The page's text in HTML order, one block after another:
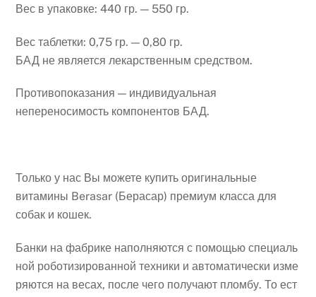
Вес в упаковке: 440 гр. — 550 гр.
Вес таблетки: 0,75 гр. — 0,80 гр.
БАД не является лекарственным средством.
Противопоказания — индивидуальная
непереносимость компонентов БАД.
Только у нас Вы можете купить оригинальные
витамины Berasar (Берасар) премиум класса для
собак и кошек.
Банки на фабрике наполняются с помощью специаль
ной роботизированной техники и автоматически изме
ряются на весах, после чего получают пломбу. То ест